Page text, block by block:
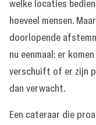
welke locaties
hoeveel mensen.
doorlopende
nu eenmaal: er
verschuift of er zijn
dan verwacht.
Een cateraar die